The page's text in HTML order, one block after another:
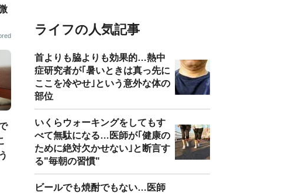
ライフの人気記事
首よりも脇よりも効果的…熱中
症研究者が｢暑いときは真っ先に
ここを冷やせ｣という意外な体の
部位
いくらウォーキングをしてもす
べて無駄になる…医師が｢健康の
ために絶対欠かせない｣と断言す
る"毎朝の習慣"
ビールでも焼酎でもない…医師